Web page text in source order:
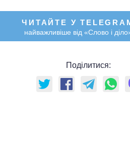
ЧИТАЙТЕ У
найважливіше від «Слово і
Поділитися: